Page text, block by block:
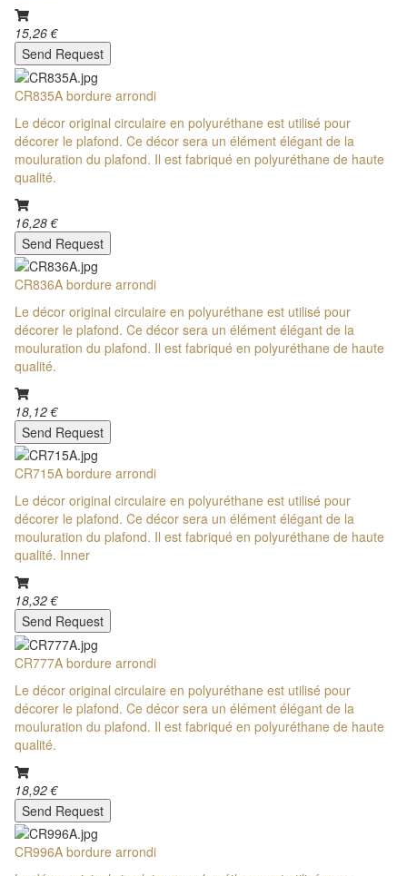
15,26 €
Send Request
CR835A bordure arrondi
Le décor original circulaire en polyuréthane est utilisé pour
décorer le plafond. Ce décor sera un élément élégant de la
mouluration du plafond. Il est fabriqué en polyuréthane de haute
qualité.
16,28 €
Send Request
CR836A bordure arrondi
Le décor original circulaire en polyuréthane est utilisé pour
décorer le plafond. Ce décor sera un élément élégant de la
mouluration du plafond. Il est fabriqué en polyuréthane de haute
qualité.
18,12 €
Send Request
CR715A bordure arrondi
Le décor original circulaire en polyuréthane est utilisé pour
décorer le plafond. Ce décor sera un élément élégant de la
mouluration du plafond. Il est fabriqué en polyuréthane de haute
qualité. Inner
18,32 €
Send Request
CR777A bordure arrondi
Le décor original circulaire en polyuréthane est utilisé pour
décorer le plafond. Ce décor sera un élément élégant de la
mouluration du plafond. Il est fabriqué en polyuréthane de haute
qualité.
18,92 €
Send Request
CR996A bordure arrondi